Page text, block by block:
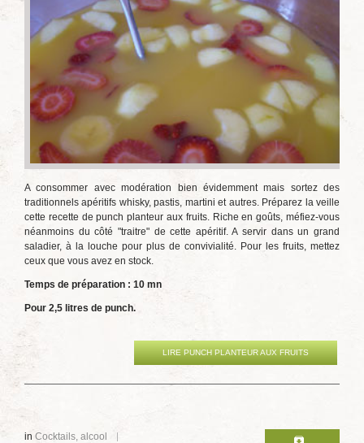
A consommer avec modération bien évidemment mais sortez des
traditionnels apéritifs whisky, pastis, martini et autres. Préparez la veille
cette recette de punch planteur aux fruits. Riche en goûts, méfiez-vous
néanmoins du côté "traitre" de cette apéritif. A servir dans un grand
saladier, à la louche pour plus de convivialité. Pour les fruits, mettez
ceux que vous avez en stock.
Temps de préparation : 10 mn
Pour 2,5 litres de punch.
LIRE PUNCH PLANTEUR AUX FRUITS
in Cocktails, alcool